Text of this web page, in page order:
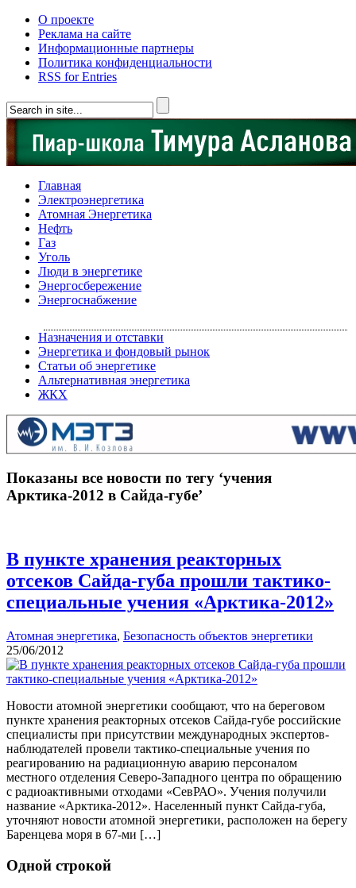
О проекте
Реклама на сайте
Информационные партнеры
Политика конфиденциальности
RSS for Entries
Главная
Электроэнергетика
Атомная Энергетика
Нефть
Газ
Уголь
Люди в энергетике
Энергосбережение
Энергоснабжение
Назначения и отставки
Энергетика и фондовый рынок
Статьи об энергетике
Альтернативная энергетика
ЖКХ
Показаны все новости по тегу ‘учения
Арктика-2012 в Сайда-губе’
В пункте хранения реакторных
отсеков Сайда-губа прошли тактико-
специальные учения «Арктика-2012»
Атомная энергетика, Безопасность объектов энергетики
25/06/2012
Новости атомной энергетики сообщают, что на береговом
пункте хранения реакторных отсеков Сайда-губе российские
специалисты при присутствии международных экспертов-
наблюдателей провели тактико-специальные учения по
реагированию на радиационную аварию персоналом
местного отделения Северо-Западного центра по обращению
с радиоактивными отходами «СевРАО». Учения получили
название «Арктика-2012». Населенный пункт Сайда-губа,
уточняют новости атомной энергетики, расположен на берегу
Баренцева моря в 67-ми […]
Одной строкой